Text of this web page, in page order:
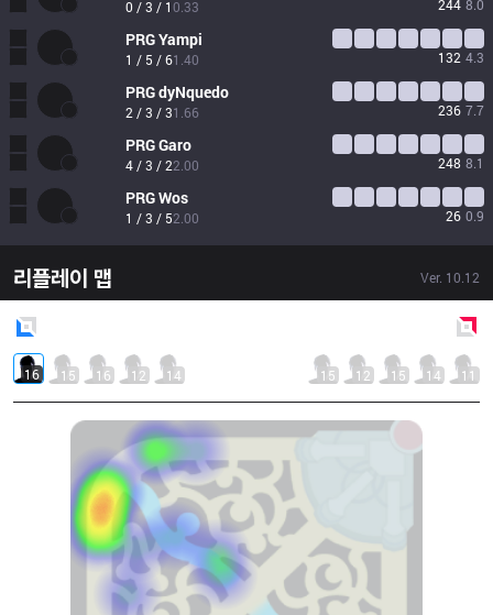
0 / 3 / 10.33 244 8.0
PRGYampi
1 / 5 / 61.40 132 4.3
PRGdyNquedo
2 / 3 / 31.66 236 7.7
PRGGaro
4 / 3 / 22.00 248 8.1
PRGWos
1 / 3 / 52.00 26 0.9
리플레이 맵 Ver. 10.12
16 15 16 12 14 15 12 15 14 11